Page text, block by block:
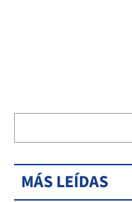
MÁS LEÍDAS